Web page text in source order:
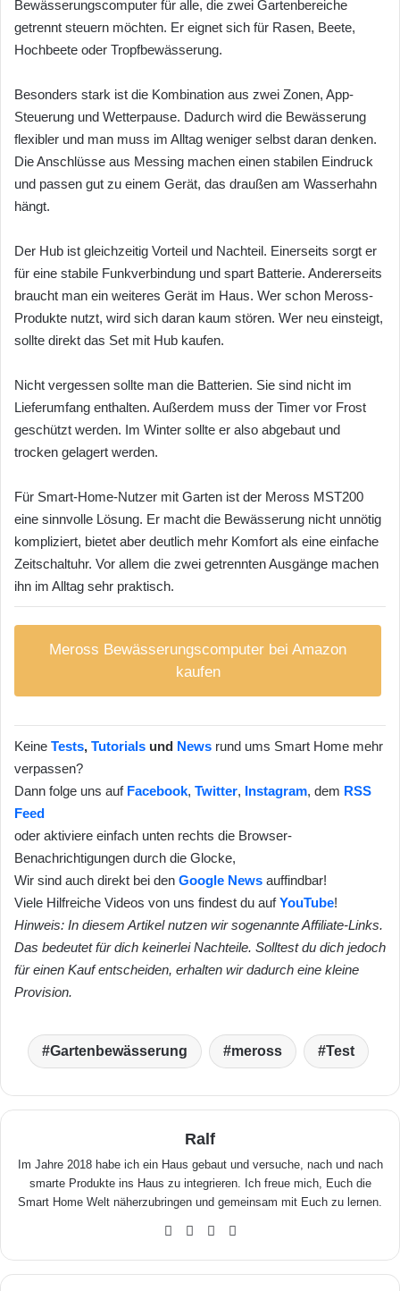
Bewässerungscomputer für alle, die zwei Gartenbereiche
getrennt steuern möchten. Er eignet sich für Rasen, Beete,
Hochbeete oder Tropfbewässerung.
Besonders stark ist die Kombination aus zwei Zonen, App-
Steuerung und Wetterpause. Dadurch wird die Bewässerung
flexibler und man muss im Alltag weniger selbst daran denken.
Die Anschlüsse aus Messing machen einen stabilen Eindruck
und passen gut zu einem Gerät, das draußen am Wasserhahn
hängt.
Der Hub ist gleichzeitig Vorteil und Nachteil. Einerseits sorgt er
für eine stabile Funkverbindung und spart Batterie. Andererseits
braucht man ein weiteres Gerät im Haus. Wer schon Meross-
Produkte nutzt, wird sich daran kaum stören. Wer neu einsteigt,
sollte direkt das Set mit Hub kaufen.
Nicht vergessen sollte man die Batterien. Sie sind nicht im
Lieferumfang enthalten. Außerdem muss der Timer vor Frost
geschützt werden. Im Winter sollte er also abgebaut und
trocken gelagert werden.
Für Smart-Home-Nutzer mit Garten ist der Meross MST200
eine sinnvolle Lösung. Er macht die Bewässerung nicht unnötig
kompliziert, bietet aber deutlich mehr Komfort als eine einfache
Zeitschaltuhr. Vor allem die zwei getrennten Ausgänge machen
ihn im Alltag sehr praktisch.
Meross Bewässerungscomputer bei Amazon
kaufen
Keine Tests, Tutorials und News rund ums Smart Home mehr
verpassen?
Dann folge uns auf Facebook, Twitter, Instagram, dem RSS
Feed
oder aktiviere einfach unten rechts die Browser-
Benachrichtigungen durch die Glocke,
Wir sind auch direkt bei den Google News auffindbar!
Viele Hilfreiche Videos von uns findest du aufYouTube!
Hinweis: In diesem Artikel nutzen wir sogenannte Affiliate-Links.
Das bedeutet für dich keinerlei Nachteile. Solltest du dich jedoch
für einen Kauf entscheiden, erhalten wir dadurch eine kleine
Provision.
Gartenbewässerung meross Test
Ralf
Im Jahre 2018 habe ich ein Haus gebaut und versuche, nach und nach
smarte Produkte ins Haus zu integrieren. Ich freue mich, Euch die
Smart Home Welt näherzubringen und gemeinsam mit Euch zu lernen.
We
ite
Fa
ook
X
be